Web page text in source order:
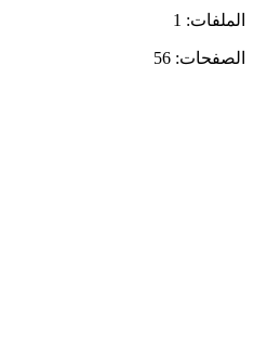
الملفات: 1
الصفحات: 56